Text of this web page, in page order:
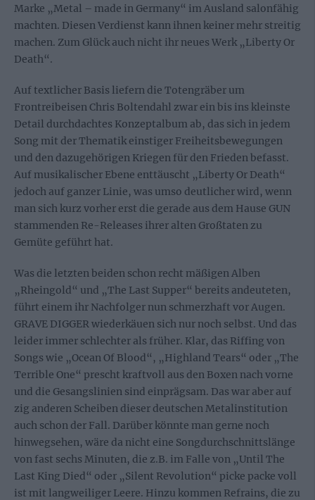
Marke „Metal – made in Germany“ im Ausland salonfähig
machten. Diesen Verdienst kann ihnen keiner mehr streitig
machen. Zum Glück auch nicht ihr neues Werk „Liberty Or
Death“.
Auf textlicher Basis liefern die Totengräber um
Frontreibeisen Chris Boltendahl zwar ein bis ins kleinste
Detail durchdachtes Konzeptalbum ab, das sich in jedem
Song mit der Thematik einstiger Freiheitsbewegungen
und den dazugehörigen Kriegen für den Frieden befasst.
Auf musikalischer Ebene enttäuscht „Liberty Or Death“
jedoch auf ganzer Linie, was umso deutlicher wird, wenn
man sich kurz vorher erst die gerade aus dem Hause GUN
stammenden Re-Releases ihrer alten Großtaten zu
Gemüte geführt hat.
Was die letzten beiden schon recht mäßigen Alben
„Rheingold“ und „The Last Supper“ bereits andeuteten,
führt einem ihr Nachfolger nun schmerzhaft vor Augen.
GRAVE DIGGER wiederkäuen sich nur noch selbst. Und das
leider immer schlechter als früher. Klar, das Riffing von
Songs wie „Ocean Of Blood“, „Highland Tears“ oder „The
Terrible One“ prescht kraftvoll aus den Boxen nach vorne
und die Gesangslinien sind einprägsam. Das war aber auf
zig anderen Scheiben dieser deutschen Metalinstitution
auch schon der Fall. Darüber könnte man gerne noch
hinwegsehen, wäre da nicht eine Songdurchschnittslänge
von fast sechs Minuten, die z.B. im Falle von „Until The
Last King Died“ oder „Silent Revolution“ picke packe voll
ist mit langweiliger Leere. Hinzu kommen Refrains, die zu